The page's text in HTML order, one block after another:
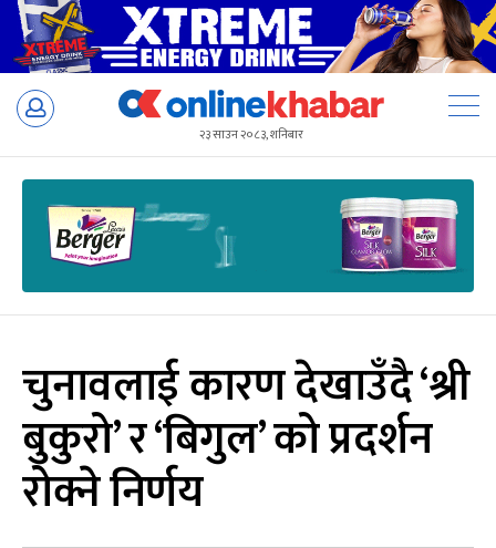
Skip
२३ साउन २०८३, शनिबार
चुनावलाई कारण देखाउँदै ‘श्री
बुकुरो’ र ‘बिगुल’ को प्रदर्शन
रोक्ने निर्णय